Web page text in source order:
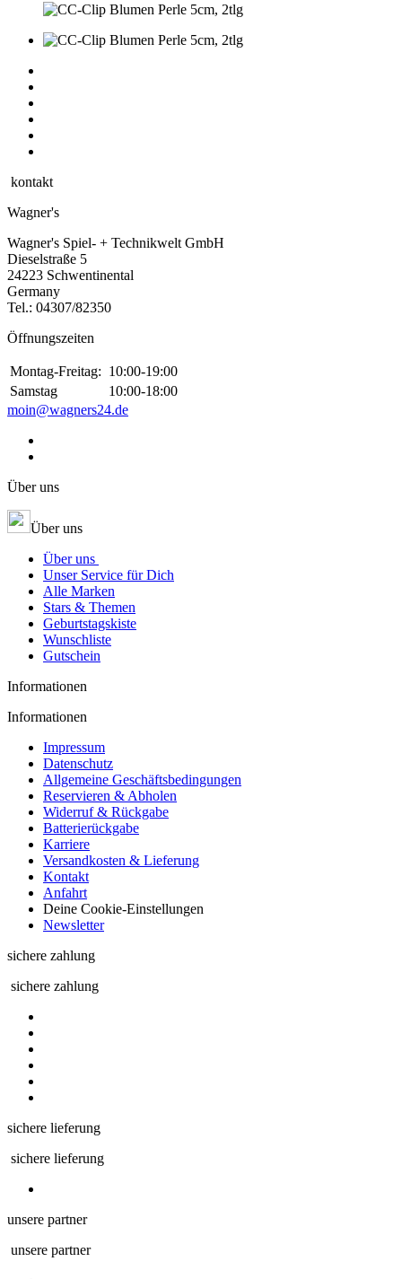
kontakt
Wagner's
Wagner's Spiel- + Technikwelt GmbH
Dieselstraße 5
24223 Schwentinental
Germany
Tel.: 04307/82350
Öffnungszeiten
Montag-Freitag: 10:00-19:00
Samstag
10:00-18:00
moin@wagners24.de
Über uns
Über uns
Über uns
Unser Service für Dich
Alle Marken
Stars & Themen
Geburtstagskiste
Wunschliste
Gutschein
Informationen
Informationen
Impressum
Datenschutz
Allgemeine Geschäftsbedingungen
Reservieren & Abholen
Widerruf & Rückgabe
Batterierückgabe
Karriere
Versandkosten & Lieferung
Kontakt
Anfahrt
Deine Cookie-Einstellungen
Newsletter
sichere zahlung
sichere zahlung
sichere lieferung
sichere lieferung
unsere partner
unsere partner